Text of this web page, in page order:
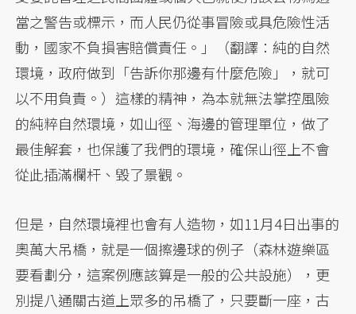
當之警告或標示，而人民仍從事冒險或具危險性活
動，國家不負損害賠償責任。」（翻譯：純的自然
環境，政府做到「告訴你那邊有什麼危險」，就可
以不用負責。）這樣的精神，為本就無法掌控風險
的純粹自然環境，如山徑、海邊的管理單位，做了
最佳解套，也保護了我們的環境，確保山徑上不會
從此插滿欄杆、毀了景觀。
但是，自然環境裡也會有人造物，如11月4日出事的
奧萬大吊橋，就是一個擦邊球的例子（森林遊樂區
要看劃分，這案例應該算是一般的公共設施），更
別提八通關古道上眾多的吊橋了，只要斷一座，古